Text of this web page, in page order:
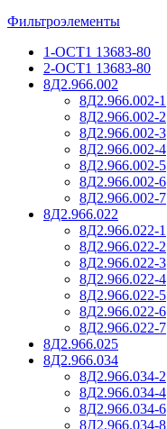
Фильтроэлементы
1-ОСТ1 13683-80
2-ОСТ1 13683-80
8Д2.966.002
8Д2.966.002-1
8Д2.966.002-2
8Д2.966.002-3
8Д2.966.002-4
8Д2.966.002-5
8Д2.966.002-6
8Д2.966.002-7
8Д2.966.022
8Д2.966.022-1
8Д2.966.022-2
8Д2.966.022-3
8Д2.966.022-4
8Д2.966.022-5
8Д2.966.022-6
8Д2.966.022-7
8Д2.966.025
8Д2.966.034
8Д2.966.034-2
8Д2.966.034-4
8Д2.966.034-6
8Д2.966.034-8